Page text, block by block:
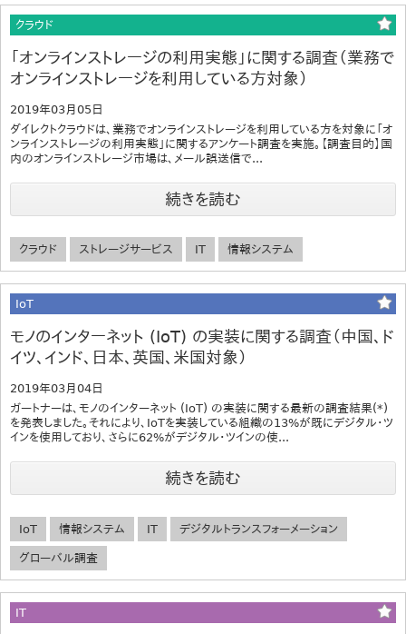
クラウド
「オンラインストレージの利用実態」に関する調査（業務で
オンラインストレージを利用している方対象）
2019年03月05日
ダイレクトクラウドは、業務でオンラインストレージを利用している方を対象に「オ
ンラインストレージの利用実態」に関するアンケート調査を実施。【調査目的】国
内のオンラインストレージ市場は、メール誤送信で...
続きを読む
クラウド ストレージサービス IT 情報システム
IoT
モノのインターネット (IoT) の実装に関する調査（中国、ド
イツ、インド、日本、英国、米国対象）
2019年03月04日
ガートナーは、モノのインターネット (IoT) の実装に関する最新の調査結果(*)
を発表しました。それにより、IoTを実装している組織の13%が既にデジタル・ツ
インを使用しており、さらに62%がデジタル・ツインの使...
続きを読む
IoT 情報システム IT デジタルトランスフォーメーション
グローバル調査
IT